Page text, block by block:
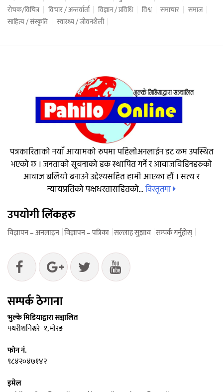
रोचक/विचित्र
विचार / अन्तर्वार्ता विज्ञान / प्रविधि विश्व समाचार
समाज
साहित्य / संस्कृति
स्वास्थ्य / जीवनशैली
पत्रकारिताको नयाँ आयामको रुपमा पहिलोअनलाईन डट कम उपस्थित
भएको छ । जनताको सूचनाको हक स्थापित गर्ने र आवाजविहिनहरुको
आवाज बलियो बनाउने उद्देश्यसहित हामी आएका हौं । सत्य र
न्यायप्रतिको पक्षधरतासहितको...विस्तृतमा
उपयोगी लिंकहरु
विज्ञापन – अनलाइन विज्ञापन – पत्रिका सल्लाह सुझाव सम्पर्क गर्नुहोस्
सम्पर्क ठेगाना
भुल्के मिडियाद्वारा सञ्चालित
पथरीशनिश्चरे–१, मोरङ
फोन नं.
९८४२०४७१४२
इमेल